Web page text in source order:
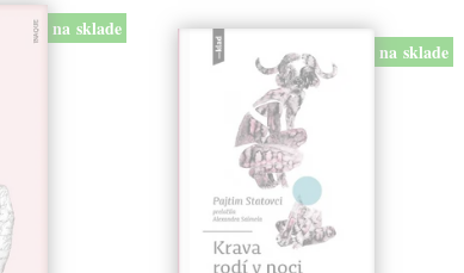
na sklade
na sklade